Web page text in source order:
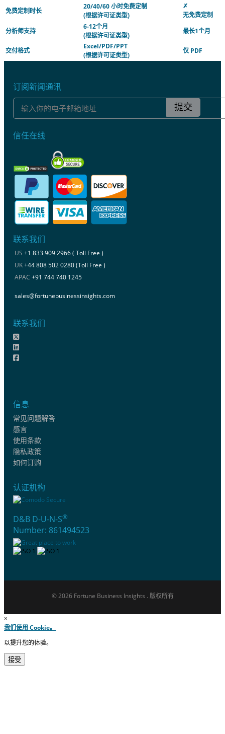
免费定制时长
20/40/60 小时免费定制
(根据许可证类型)
✗
无免费定制
分析师支持
6-12个月
(根据许可证类型)
最长1个月
交付格式
Excel/PDF/PPT
(根据许可证类型)
仅 PDF
订阅新闻通讯
提交
信任在线
联系我们
US +1 833 909 2966 ( Toll Free )
UK+44 808 502 0280 (Toll Free )
APAC +91 744 740 1245
sales@fortunebusinessinsights.com
联系我们
信息
常见问题解答
感言
使用条款
隐私政策
如何订购
认证机构
D&B D-U-N-S®
Number: 861494523
© 2026 Fortune Business Insights . 版权所有
×
我们使用 Cookie。
以提升您的体验。
接受